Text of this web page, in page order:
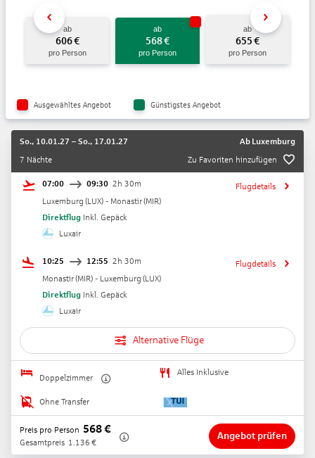
ab
606€
pro Person
ab
568€
pro Person
ab
655 €
pro Person
Ausgewähltes Angebot Günstigstes Angebot
So., 10.01.27 – So., 17.01.27 Ab Luxemburg
7 Nächte
Zu Favoriten hinzufügen
07:00 09:30 2h 30m
Luxemburg (LUX) - Monastir(MIR)
Direktflug Inkl. Gepäck
Luxair
Flugdetails
10:25 12:55 2h 30m
Monastir(MIR) - Luxemburg (LUX)
Direktflug Inkl. Gepäck
Luxair
Flugdetails
Alternative Flüge
Doppelzimmer
Alles Inklusive
Ohne Transfer
Preis pro Person 568€
Gesamtpreis 1.136 €
Angebot prüfen